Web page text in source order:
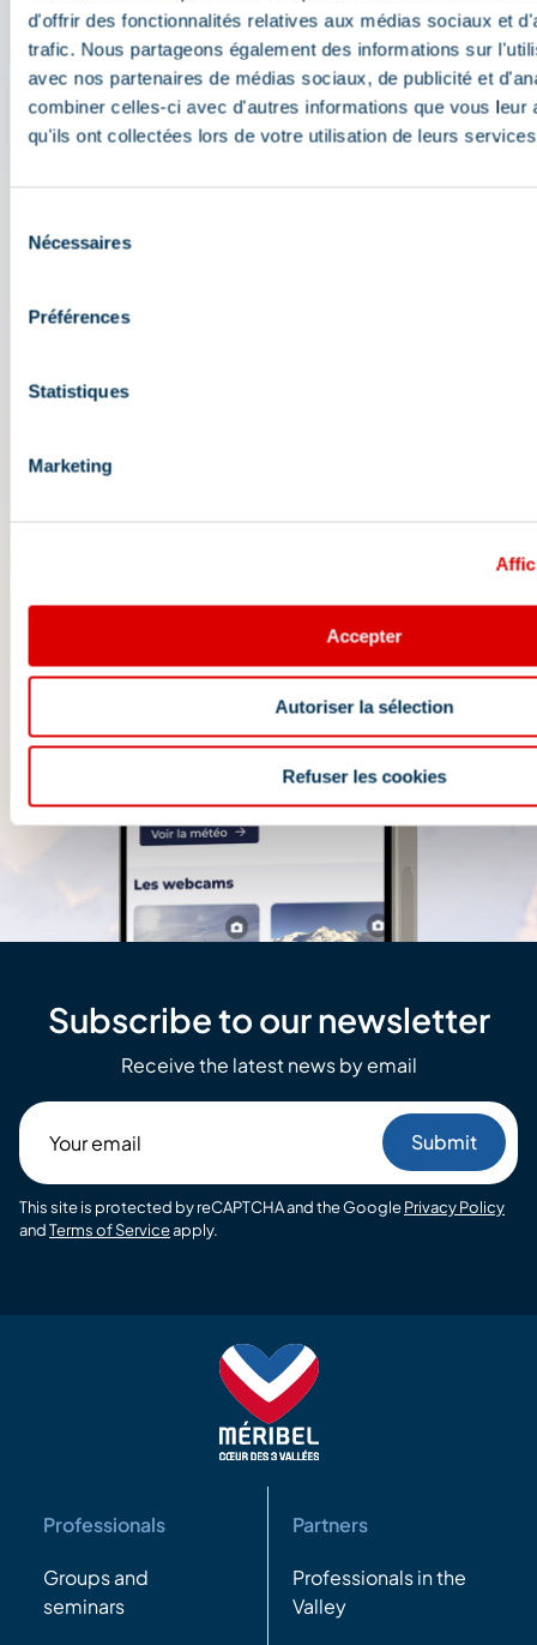
d'offrir des fonctionnalités relatives aux médias sociaux et
trafic. Nous partageons également des informations sur
avec nos partenaires de médias sociaux, de publicité et
combiner celles-ci avec d'autres informations que vous leur
qu'ils ont collectées lors de votre utilisation de leurs
Nécessaires
Préférences
Statistiques
Marketing
Accepter
Autoriser la sélection
Refuser les cookies
travel assistant
Check out all the live information about the ski
resort: map, events, activities, restaurants,
webcams, and ski passes....
Subscribe to our newsletter
Receive the latest news by email
email
This site is protected by reCAPTCHA and the GooglePrivacy Policy
andTerms of Serviceapply.
Professionals
Groups and
seminars
Partners
Professionals in the
Valley